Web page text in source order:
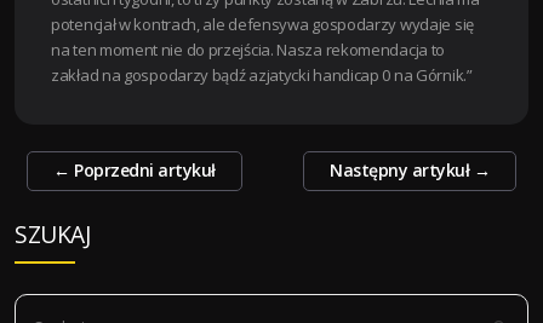
potencjał w kontrach, ale defensywa gospodarzy wydaje się
na ten moment nie do przejścia. Nasza rekomendacja to
zakład na gospodarzy bądź azjatycki handicap 0 na Górnik.”
Zobacz
← Poprzedni artykuł Następny artykuł →
SZUKAJ
S